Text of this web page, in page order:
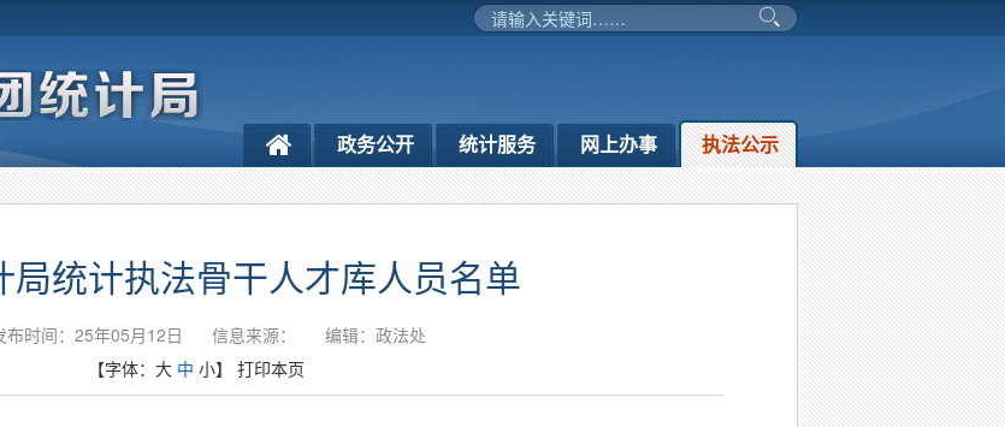
政务公开 统计服务 网上办事 执法公示
局统计执法骨干人才库人员名单
布时间：25年05月12日 信息来源：
编辑：政法处
【字体： 大 中 小】 打印本页